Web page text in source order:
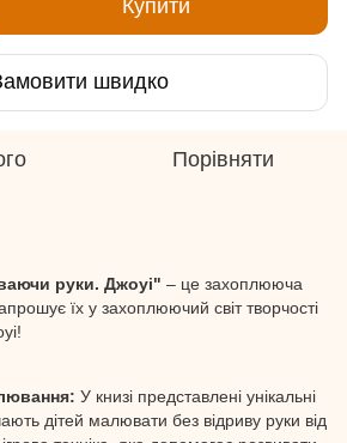
Купити
швидко
Порівняти
руки. Джоуі" – це захоплююча
їх у захоплюючий світ творчості
У книзі представлені унікальні
дітей малювати без відриву руки від